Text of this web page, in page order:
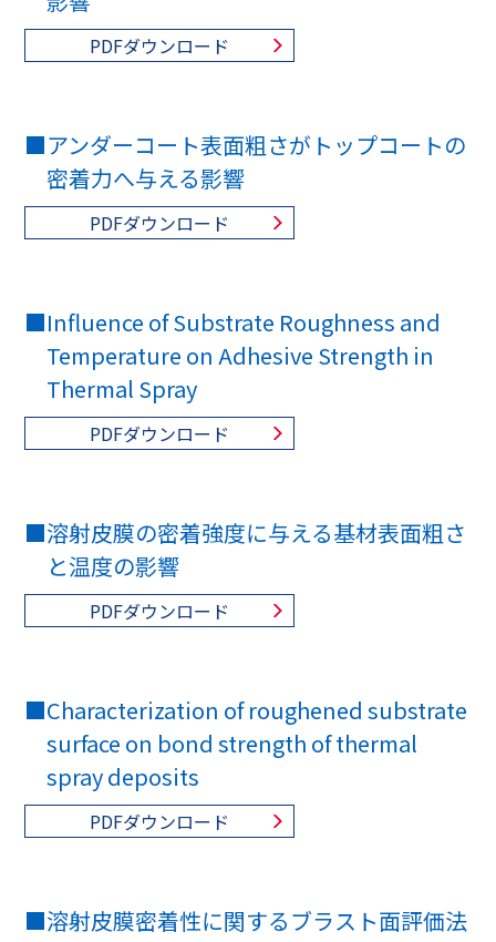
PDFダウンロード
■アンダーコート表面粗さがトップコートの
密着力へ与える影響
PDFダウンロード
■Influence of Substrate Roughness and
Temperature on Adhesive Strength in
Thermal Spray
PDFダウンロード
■溶射皮膜の密着強度に与える基材表面粗さ
と温度の影響
PDFダウンロード
■Characterization of roughened substrate
surface on bond strength of thermal
spray deposits
PDFダウンロード
■溶射皮膜密着性に関するブラスト面評価法